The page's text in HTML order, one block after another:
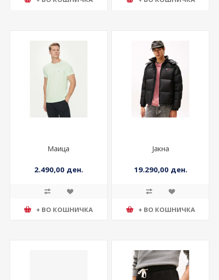
+ ВО КОШНИЧКА + ВО КОШНИЧКА
Маица
2.490,00 ден.
+ ВО КОШНИЧКА
Јакна
19.290,00 ден.
+ ВО КОШНИЧКА